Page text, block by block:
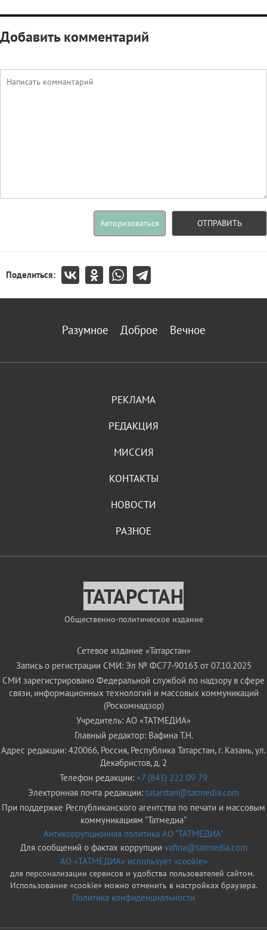
Добавить комментарий
Авторизоваться ОТПРАВИТЬ
Поделиться:
Разумное Доброе Вечное
РЕКЛАМА
РЕДАКЦИЯ
МИССИЯ
КОНТАКТЫ
НОВОСТИ
РАЗНОЕ
ТАТАРСТАН
Общественно-политическое издание
Сетевое издание «Татарстан»
Запись о регистрации СМИ: Эл № ФС77-90163 от 07.10.2025
СМИ зарегистрировано Федеральной службой по надзору в сфере
связи, информационных технологий и массовых коммуникаций
(Роскомнадзор)
Учредитель: АО «ТАТМЕДИА»
Главный редактор: Вафина Т.Н.
Адрес редакции: 420066, Россия, Республика Татарстан, г. Казань, ул.
Декабристов, д. 2
Телефон редакции: +7 (843) 222 09 79
Электронная почта редакции: tatarstan@tatmedia.com
При поддержке Республиканского агентства по печати и массовым
коммуникациям "Татмедиа"
Антикоррупционная политика АО "ТАТМЕДИА"
Для сообщений о фактах коррупции vafina@tatmedia.com
АО «ТАТМЕДИА» использует «cookie»
для персонализации сервисов и удобства пользователей сайтом.
Использование «cookie» можно отменить в настройках браузера.
Политика конфиденциальности